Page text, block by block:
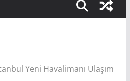
Yeni Havalimanı Ulaşım